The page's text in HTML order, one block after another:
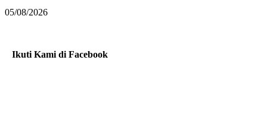
05/08/2026
Ikuti Kami di Facebook